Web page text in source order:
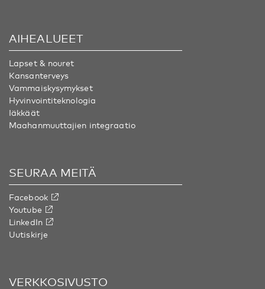
AIHEALUEET
Lapset & nouret
Kansanterveys
Vammaiskysymykset
Hyvinvointiteknologia
Iäkkäät
Maahanmuuttajien integraatio
SEURAA MEITÄ
Facebook
Youtube
LinkedIn
Uutiskirje
VERKKOSIVUSTO